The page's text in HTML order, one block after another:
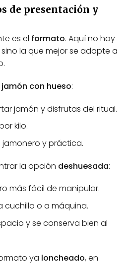
de presentación y
es el formato. Aquí no hay
la que mejor se adapte a
jamón con hueso:
jamón y disfrutas del ritual.
kilo.
jamonero y práctica.
la opción deshuesada:
más fácil de manipular.
cuchillo o a máquina.
y se conserva bien al
ya loncheado, en